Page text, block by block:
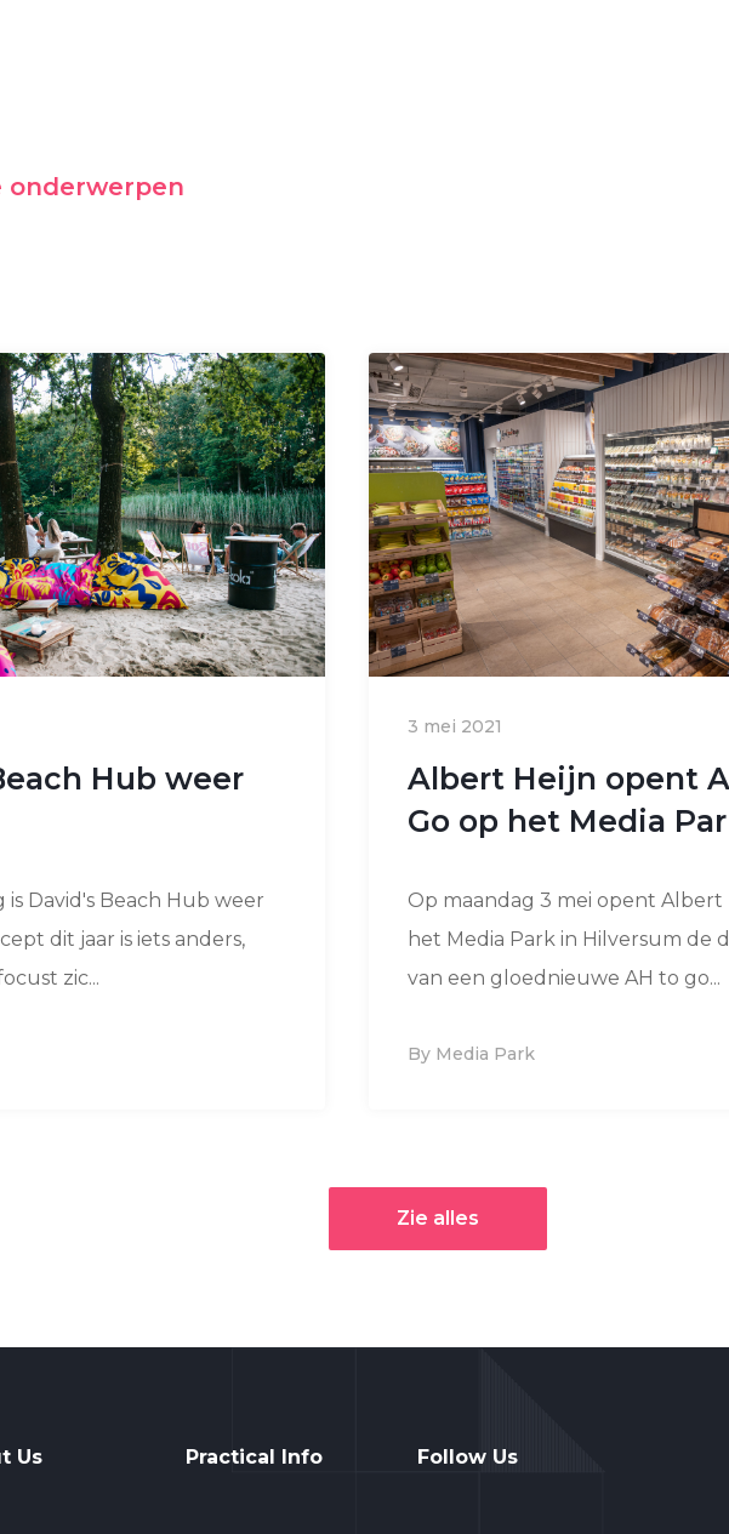
onderwerpen
Hub weer
is David's Beach Hub weer
dit jaar is iets anders,
zic...
3 mei 2021
Albert Heijn opent
Go op het Media
Op maandag 3 mei opent Albert
het Media Park in Hilversum de
van een gloednieuwe AH to go...
By Media Park
Zie alles
Us Practical Info Follow Us